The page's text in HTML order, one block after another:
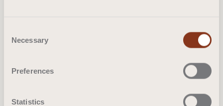
Selection
Necessary
Preferences
Statistics